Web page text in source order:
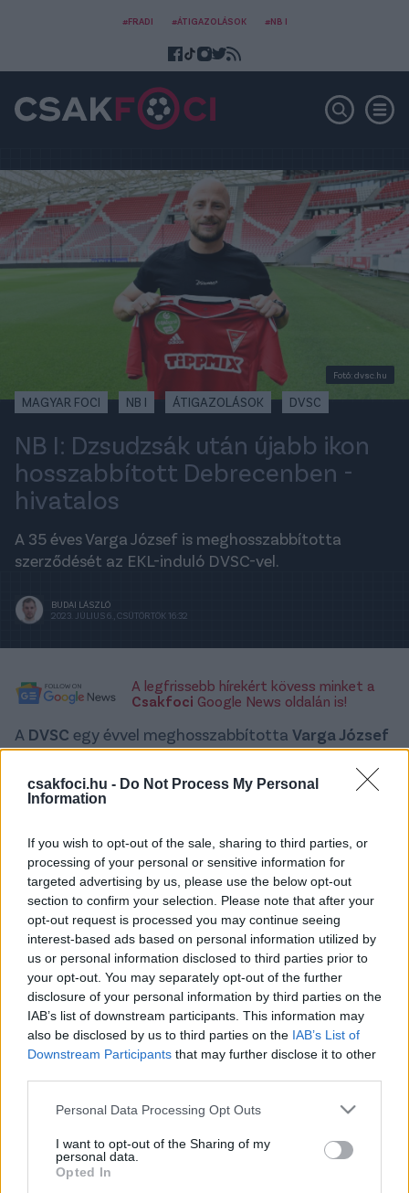
csakfoci.hu - Do Not Process My Personal
Information
If you wish to opt-out of the sale, sharing to third parties, or
processing of your personal or sensitive information for
targeted advertising by us, please use the below opt-out
section to confirm your selection. Please note that after your
opt-out request is processed you may continue seeing
interest-based ads based on personal information utilized by
us or personal information disclosed to third parties prior to
your opt-out. You may separately opt-out of the further
disclosure of your personal information by third parties on the
IAB’s list of downstream participants. This information may
also be disclosed by us to third parties on the IAB’s List of
Downstream Participants that may further disclose it to other
Please note that this website/app uses one or more Google
not limited to your visit or usage behaviour. You may click to
grant or deny consent to Google and its third-party tags to
use your data for below specified purposes in below Google
Personal Data Processing Opt Outs
I want to opt-out of the Sharing of my
personal data.
Opted In
#FRADI #ÁTIGAZOLÁSOK #NB I
Fotó: dvsc.hu
MAGYAR FOCI NB I ÁTIGAZOLÁSOK DVSC
NB I: Dzsudzsák után újabb ikon
hosszabbított Debrecenben -
hivatalos
A 35 éves Varga József is meghosszabbította
szerződését az EKL-induló DVSC-vel.
BUDAI LÁSZLÓ
2023. JÚLIUS 6., CSÜTÖRTÖK 16:32
A legfrissebb hírekért kövess minket a
Csakfoci Google News oldalán is!
A DVSC egy évvel meghosszabbította Varga József
szerződését - jelentette be hivatalos honlapján a
Loki.
mutatkozott be a felnőttcsapatban, és tagja volt
többek között a Bajnokok Ligája csoportkörébe
jutott Lokinak. Varga egy fehérvári, illetve felcsúti
kitérőt követően 2020-ban tért vissza Debrecenbe.
Az elmúlt szezonban 22 bajnoki mérkőzésen lépett
pályára, ezeken két gólt szerzett.
Olvastad már?